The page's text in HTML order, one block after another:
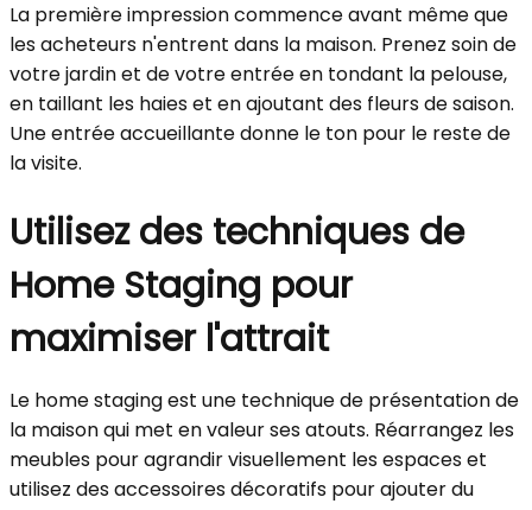
La première impression commence avant même que
les acheteurs n'entrent dans la maison. Prenez soin de
votre jardin et de votre entrée en tondant la pelouse,
en taillant les haies et en ajoutant des fleurs de saison.
Une entrée accueillante donne le ton pour le reste de
la visite.
Utilisez des techniques de
Home Staging pour
maximiser l'attrait
Le home staging est une technique de présentation de
la maison qui met en valeur ses atouts. Réarrangez les
meubles pour agrandir visuellement les espaces et
utilisez des accessoires décoratifs pour ajouter du